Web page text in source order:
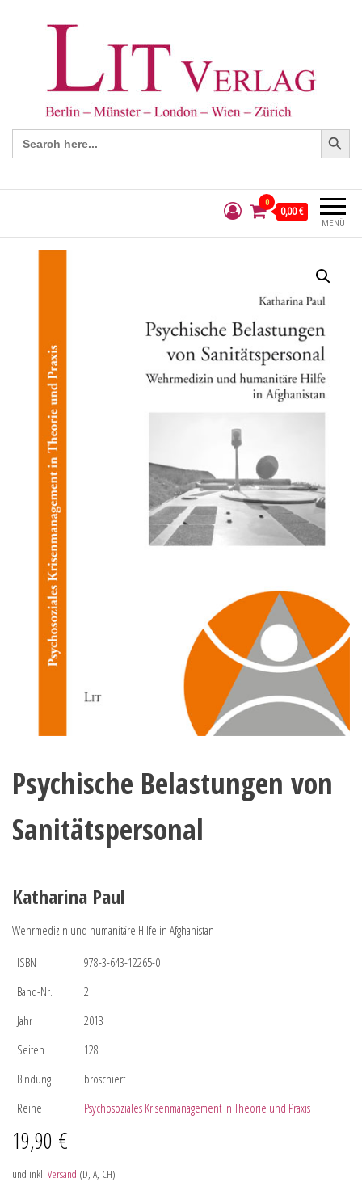
Search
for:
Search Button
MENÜ
0
0,00 €
Psychische Belastungen von
Sanitätspersonal
Katharina Paul
Wehrmedizin und humanitäre Hilfe in Afghanistan
ISBN
978-3-643-12265-0
Band-Nr.
2
Jahr
2013
Seiten
128
Bindung
broschiert
Reihe
Psychosoziales Krisenmanagement in Theorie und Praxis
19,90 €
und inkl. Versand (D, A, CH)